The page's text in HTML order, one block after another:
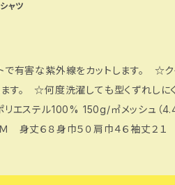
ャツ
で有害な紫外線をカットします。 ☆ク
す。 ☆何度洗濯しても型くずれしに
テル100% 150g/㎡メッシュ（4.4oz）☆サイズ単位㎝
身丈６８身巾５０肩巾４６袖丈２